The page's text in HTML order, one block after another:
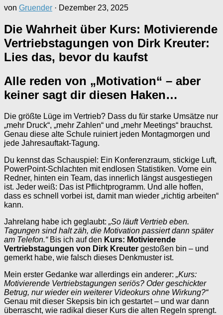
von Gruender · Dezember 23, 2025
Die Wahrheit über Kurs: Motivierende
Vertriebstagungen von Dirk Kreuter:
Lies das, bevor du kaufst
Alle reden von „Motivation“ – aber
keiner sagt dir diesen Haken…
Die größte Lüge im Vertrieb? Dass du für starke Umsätze nur
„mehr Druck“, „mehr Zahlen“ und „mehr Meetings“ brauchst.
Genau diese alte Schule ruiniert jeden Montagmorgen und
jede Jahresauftakt-Tagung.
Du kennst das Schauspiel: Ein Konferenzraum, stickige Luft,
PowerPoint-Schlachten mit endlosen Statistiken. Vorne ein
Redner, hinten ein Team, das innerlich längst ausgestiegen
ist. Jeder weiß: Das ist Pflichtprogramm. Und alle hoffen,
dass es schnell vorbei ist, damit man wieder „richtig arbeiten“
kann.
Jahrelang habe ich geglaubt: „So läuft Vertrieb eben.
Tagungen sind halt zäh, die Motivation passiert dann später
am Telefon.“Bis ich auf den Kurs: Motivierende
Vertriebstagungen von Dirk Kreuter gestoßen bin – und
gemerkt habe, wie falsch dieses Denkmuster ist.
Mein erster Gedanke war allerdings ein anderer: „Kurs:
Motivierende Vertriebstagungen seriös? Oder geschickter
Betrug, nur wieder ein weiterer Videokurs ohne Wirkung?“
Genau mit dieser Skepsis bin ich gestartet – und war dann
überrascht, wie radikal dieser Kurs die alten Regeln sprengt.